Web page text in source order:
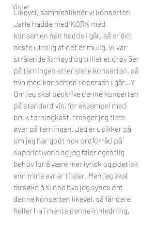
Vinter
Likevel, sammenlikner vi konserten
Jarle hadde med KORK med
konserten han hadde i går, så er det
neste utrolig at det er mulig. Vi var
strålende fornøyd og trillet et drøy 5er
på terningen etter siste konserten, så
hva med konserten i operaen i går…?
Om jeg skal beskrive denne konserten
på standard vis, for eksempel med
bruk terningkast, trenger jeg flere
øyer på terningen. Jeg er usikker på
om jeg har godt nok ordforråd på
superlativene og jeg føler egentlig
behov for å være mer lyrisk og poetisk
enn mine evner tilsier. Men jeg skal
forsøke å si noe hva jeg synes om
denne konserten likevel, så får dere
heller ha i mente denne innledning.